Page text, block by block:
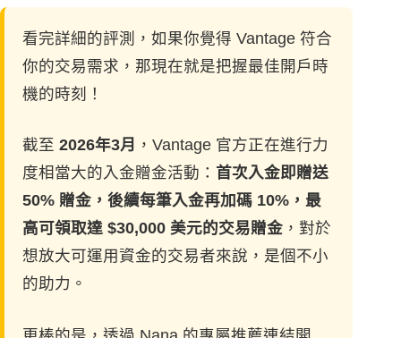
看完詳細的評測，如果你覺得 Vantage 符合
你的交易需求，那現在就是把握最佳開戶時
機的時刻！
截至 2026年3月 ，Vantage 官方正在進行力
度相當大的入金贈金活動： 首次入金即贈送
50% 贈金，後續每筆入金再加碼 10%，最
高可領取達 $30,000 美元的交易贈金 ，對於
想放大可運用資金的交易者來說，是個不小
的助力。